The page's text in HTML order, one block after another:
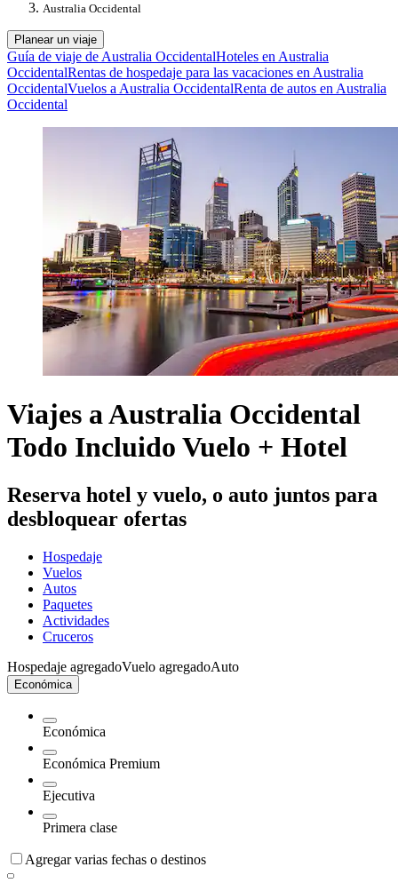
Australia Occidental
Planear un viaje
Guía de viaje de Australia OccidentalHoteles en Australia
OccidentalRentas de hospedaje para las vacaciones en Australia
OccidentalVuelos a Australia OccidentalRenta de autos en Australia
Occidental
Viajes a Australia Occidental
Todo Incluido Vuelo + Hotel
Reserva hotel y vuelo, o auto juntos para
desbloquear ofertas
Hospedaje
Vuelos
Autos
Paquetes
Actividades
Cruceros
Hospedaje agregadoVuelo agregadoAuto
Económica
Económica
Económica Premium
Ejecutiva
Primera clase
Agregar varias fechas o destinos